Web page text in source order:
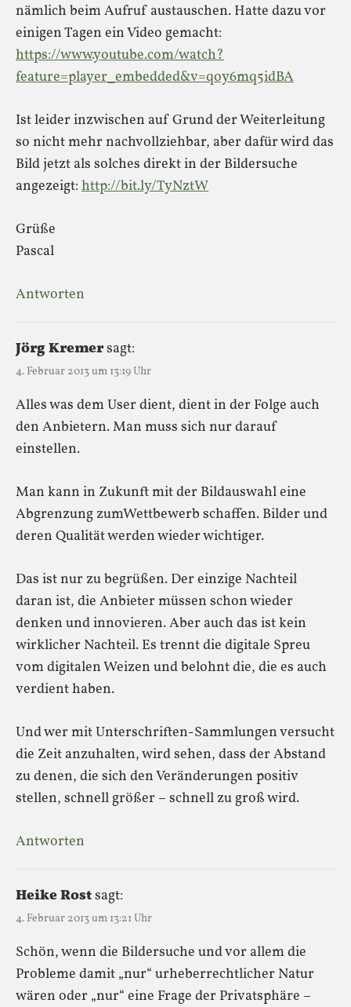
nämlich beim Aufruf austauschen. Hatte dazu vor
einigen Tagen ein Video gemacht:
https://www.youtube.com/watch?
feature=player_embedded&v=qoy6mq5idBA
Ist leider inzwischen auf Grund der Weiterleitung
so nicht mehr nachvollziehbar, aber dafür wird das
Bild jetzt als solches direkt in der Bildersuche
angezeigt: http://bit.ly/TyNztW
Grüße
Pascal
Antworten
Jörg Kremersagt:
4. Februar 2013 um 13:19 Uhr
Alles was dem User dient, dient in der Folge auch
den Anbietern. Man muss sich nur darauf
einstellen.
Man kann in Zukunft mit der Bildauswahl eine
Abgrenzung zumWettbewerb schaffen. Bilder und
deren Qualität werden wieder wichtiger.
Das ist nur zu begrüßen. Der einzige Nachteil
daran ist, die Anbieter müssen schon wieder
denken und innovieren. Aber auch das ist kein
wirklicher Nachteil. Es trennt die digitale Spreu
vom digitalen Weizen und belohnt die, die es auch
verdient haben.
Und wer mit Unterschriften-Sammlungen versucht
die Zeit anzuhalten, wird sehen, dass der Abstand
zu denen, die sich den Veränderungen positiv
stellen, schnell größer – schnell zu groß wird.
Antworten
Heike Rostsagt:
4. Februar 2013 um 13:21 Uhr
Schön, wenn die Bildersuche und vor allem die
Probleme damit „nur“ urheberrechtlicher Natur
wären oder „nur“ eine Frage der Privatsphäre –